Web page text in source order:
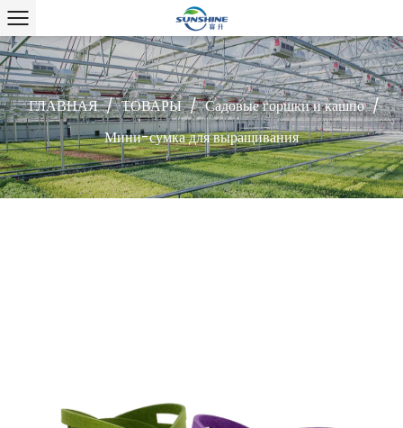
ГЛАВНАЯ / ТОВАРЫ / Садовые горшки и кашпо /
Мини-сумка для выращивания